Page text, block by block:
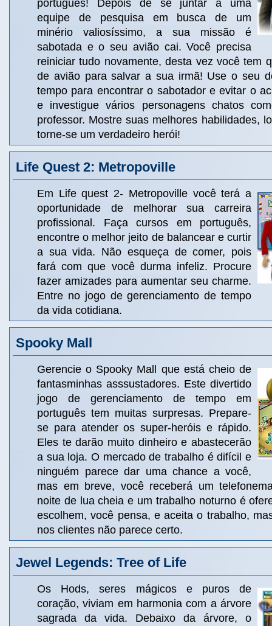
português! Depois de se juntar a uma
equipe de pesquisa em busca de um
minério valiosíssimo, a sua missão é
sabotada e o seu avião cai. Você precisa
reiniciar tudo novamente, desta vez você tem
de avião para salvar a sua irmã! Use o seu
tempo para encontrar o sabotador e evitar o
e investigue vários personagens chatos
professor. Mostre suas melhores habilidades,
torne-se um verdadeiro herói!
Life Quest 2: Metropoville
Em Life quest 2- Metropoville você terá a
oportunidade de melhorar sua carreira
profissional. Faça cursos em português,
encontre o melhor jeito de balancear e curtir
a sua vida. Não esqueça de comer, pois
fará com que você durma infeliz. Procure
fazer amizades para aumentar seu charme.
Entre no jogo de gerenciamento de tempo
da vida cotidiana.
Spooky Mall
Gerencie o Spooky Mall que está cheio de
fantasminhas asssustadores. Este divertido
jogo de gerenciamento de tempo em
português tem muitas surpresas. Prepare-
se para atender os super-heróis e rápido.
Eles te darão muito dinheiro e abastecerão
a sua loja. O mercado de trabalho é difícil e
ninguém parece dar uma chance a você,
mas em breve, você receberá um
noite de lua cheia e um trabalho noturno é
escolhem, você pensa, e aceita o trabalho,
nos clientes não parece certo.
Jewel Legends: Tree of Life
Os Hods, seres mágicos e puros de
coração, viviam em harmonia com a árvore
sagrada da vida. Debaixo da árvore, o